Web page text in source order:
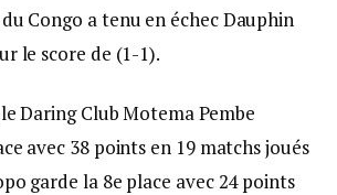
du Congo a tenu en échec Dauphin
le score de (1-1).
Daring Club Motema Pembe
avec 38 points en 19 matchs joués
garde la 8e place avec 24 points